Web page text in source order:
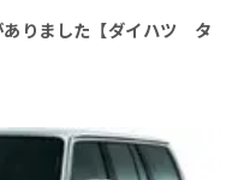
ありました【ダイハツ タ